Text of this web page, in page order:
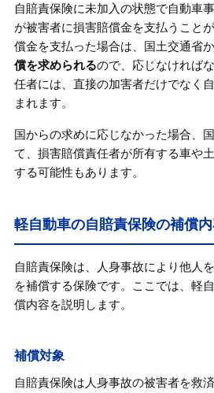
自賠責保険に未加入の状態で自動車
が被害者に損害賠償金を支払うこと
償金を支払った場合は、国土交通省
償を求められるので、応じなければ
任者には、直接の加害者だけでなく
まれます。
国からの求めに応じなかった場合、
て、損害賠償責任者が所有する車や
する可能性もあります。
軽自動車の自賠責保険の補償
自賠責保険は、人身事故により他人
を補償する保険です。ここでは、軽
償内容を説明します。
補償対象
自賠責保険は人身事故の被害者を救